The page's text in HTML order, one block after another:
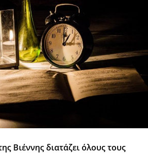
Βιέννης διατάζει όλους τους